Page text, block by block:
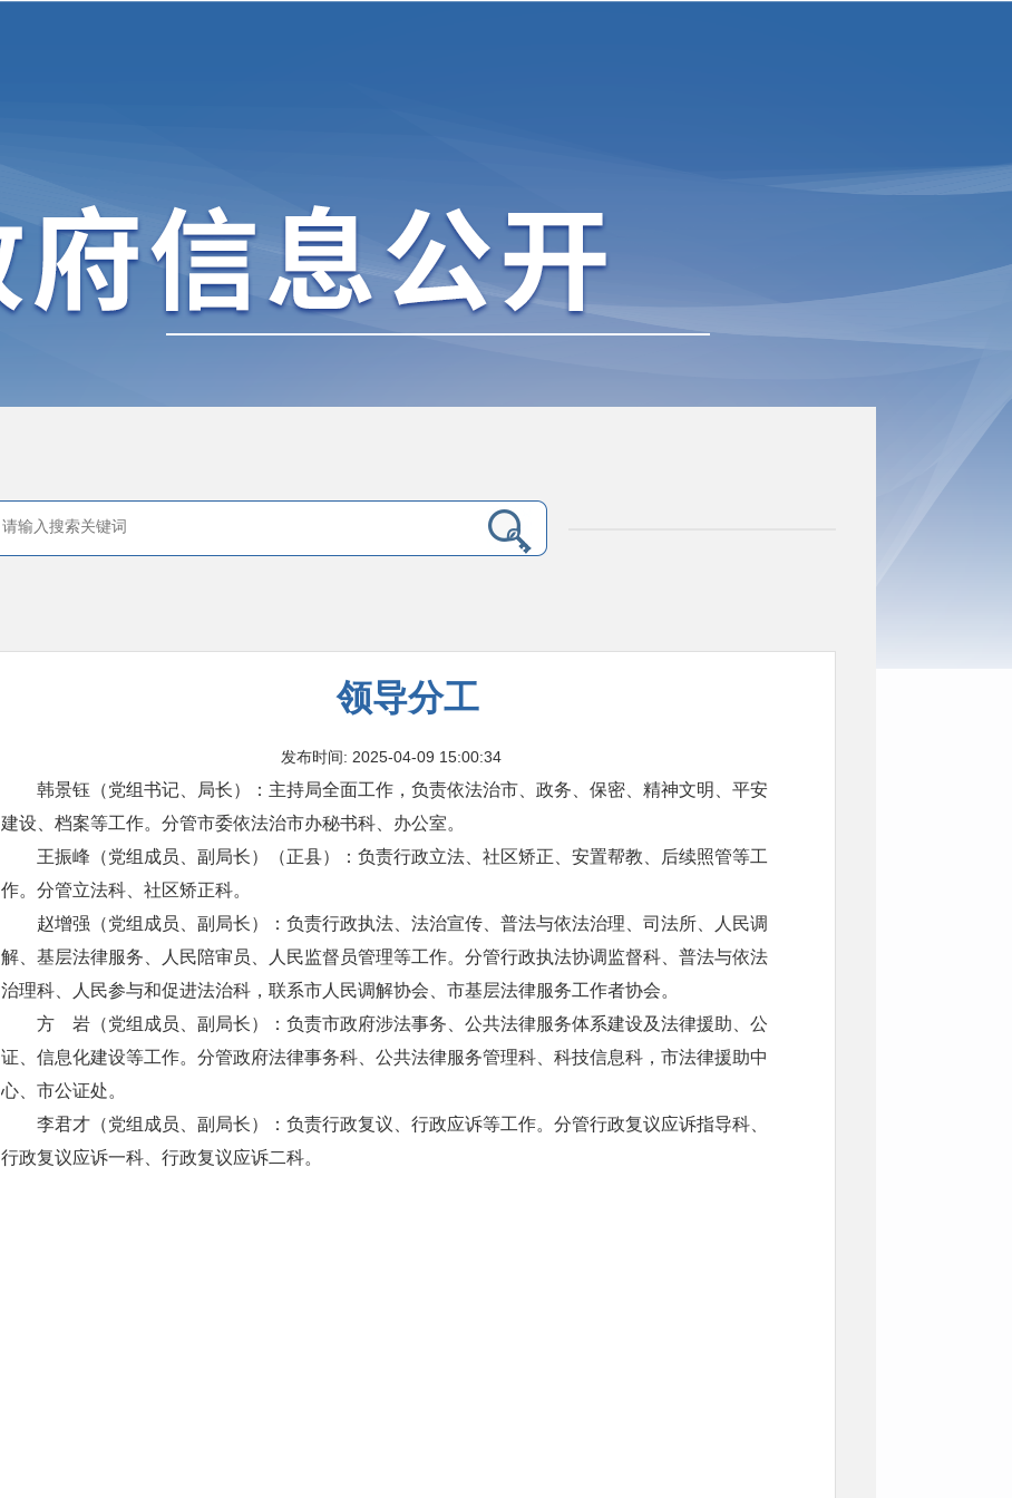
领导分工
发布时间: 2025-04-09 15:00:34
韩景钰（党组书记、局长）：主持局全面工作，负责依法治市、政务、保密、精神文明、平安
建设、档案等工作。分管市委依法治市办秘书科、办公室。
王振峰（党组成员、副局长）（正县）：负责行政立法、社区矫正、安置帮教、后续照管等工
作。分管立法科、社区矫正科。
赵增强（党组成员、副局长）：负责行政执法、法治宣传、普法与依法治理、司法所、人民调
解、基层法律服务、人民陪审员、人民监督员管理等工作。分管行政执法协调监督科、普法与依法
治理科、人民参与和促进法治科，联系市人民调解协会、市基层法律服务工作者协会。
方 岩（党组成员 、副局长）：负责市政府涉法事务、公共法律服务体系建设及法律援助、公
证、信息化建设等工作。分管政府法律事务科、公共法律服务管理科、科技信息科，市法律援助中
心、市公证处。
李君才（党组成员 、副局长）：负责行政复议、行政应诉等工作。分管行政复议应诉指导科、
行政复议应诉一科、行政复议应诉二科。